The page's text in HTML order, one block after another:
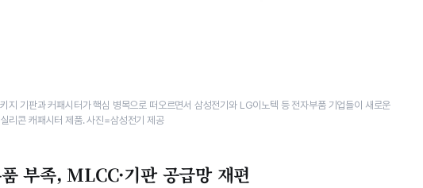
지 기판과 커패시터가 핵심 병목으로 떠오르면서 삼성전기와 LG이노텍 등 전자부품 기업들이 새로운
리콘 캐패시터 제품. 사진=삼성전기 제공
부족, MLCC·기판 공급망 재편